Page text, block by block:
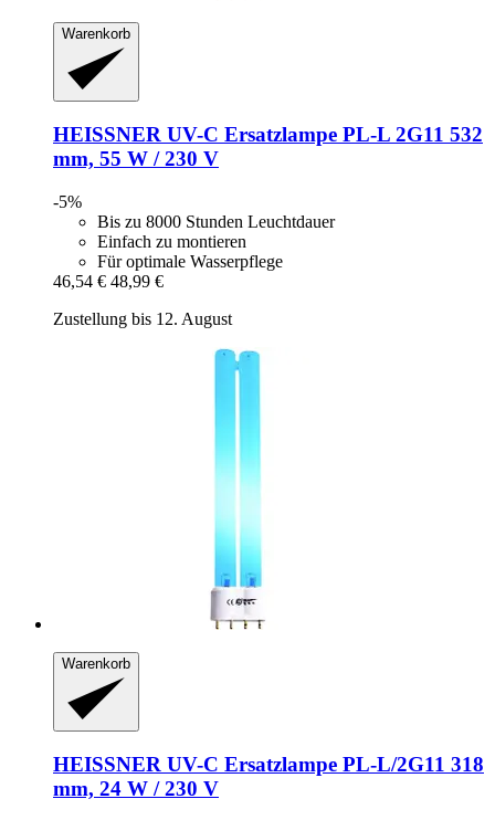
Warenkorb
HEISSNER UV-​C Ersatzlampe PL-​L 2G11 532
mm, 55 W / 230 V
-5%
Bis zu 8000 Stunden Leuchtdauer
Einfach zu montieren
Für optimale Wasserpflege
46,54 € 48,99 €
Zustellung bis 12. August
Warenkorb
HEISSNER UV-​C Ersatzlampe PL-​L/2G11 318
mm, 24 W / 230 V